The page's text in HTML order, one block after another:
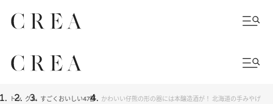
トッ グル すごくおいしい47都
かわいい仔熊の形の器には本醸造酒が！ 北海道の手みやげ